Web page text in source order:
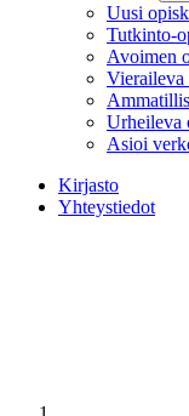
Uusi
Tutkinto-
Avoimen
Vieraileva
Urheileva
Asioi
Kirjasto
Yhteystiedot